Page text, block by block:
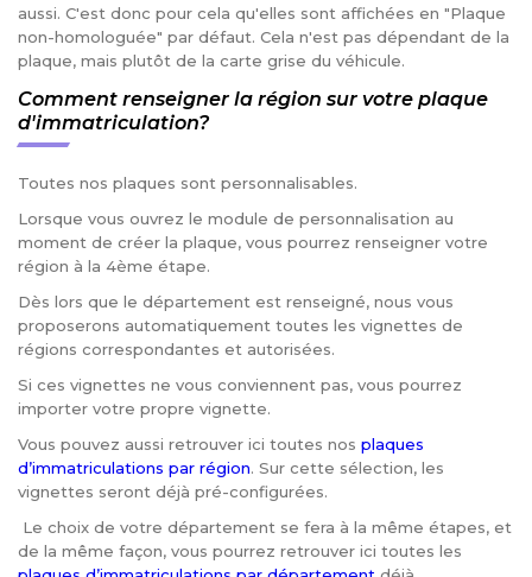
aussi. C'est donc pour cela qu'elles sont affichées en "Plaque
non-homologuée" par défaut. Cela n'est pas dépendant de la
plaque, mais plutôt de la carte grise du véhicule.
Comment renseigner la région sur votre plaque
d'immatriculation?
Toutes nos plaques sont personnalisables.
Lorsque vous ouvrez le module de personnalisation au
moment de créer la plaque, vous pourrez renseigner votre
région à la 4ème étape.
Dès lors que le département est renseigné, nous vous
proposerons automatiquement toutes les vignettes de
régions correspondantes et autorisées.
Si ces vignettes ne vous conviennent pas, vous pourrez
importer votre propre vignette.
Vous pouvez aussi retrouver ici toutes nos plaques
d’immatriculations par région. Sur cette sélection, les
vignettes seront déjà pré-configurées.
Le choix de votre département se fera à la même étapes, et
de la même façon, vous pourrez retrouver ici toutes les